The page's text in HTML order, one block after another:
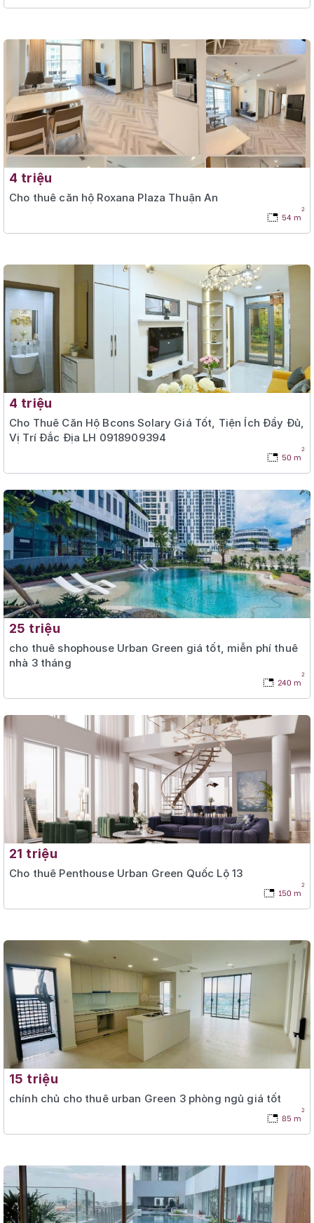
4 triệu
Cho thuê căn hộ Roxana Plaza Thuận An
54 m
2
4 triệu
Cho Thuê Căn Hộ Bcons Solary Giá Tốt, Tiện Ích Đầy Đủ,
Vị Trí Đắc Địa LH 0918909394
50 m
2
25 triệu
cho thuê shophouse Urban Green giá tốt, miễn phí thuê
nhà 3 tháng
240 m
2
21 triệu
Cho thuê Penthouse Urban Green Quốc Lộ 13
150 m
2
15 triệu
chính chủ cho thuê urban Green 3 phòng ngủ giá tốt
85 m
2